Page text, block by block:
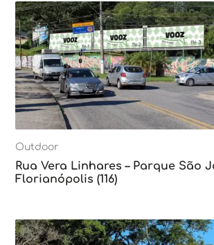
Outdoor
Rua Vera Linhares – Parque São
Florianópolis (116)